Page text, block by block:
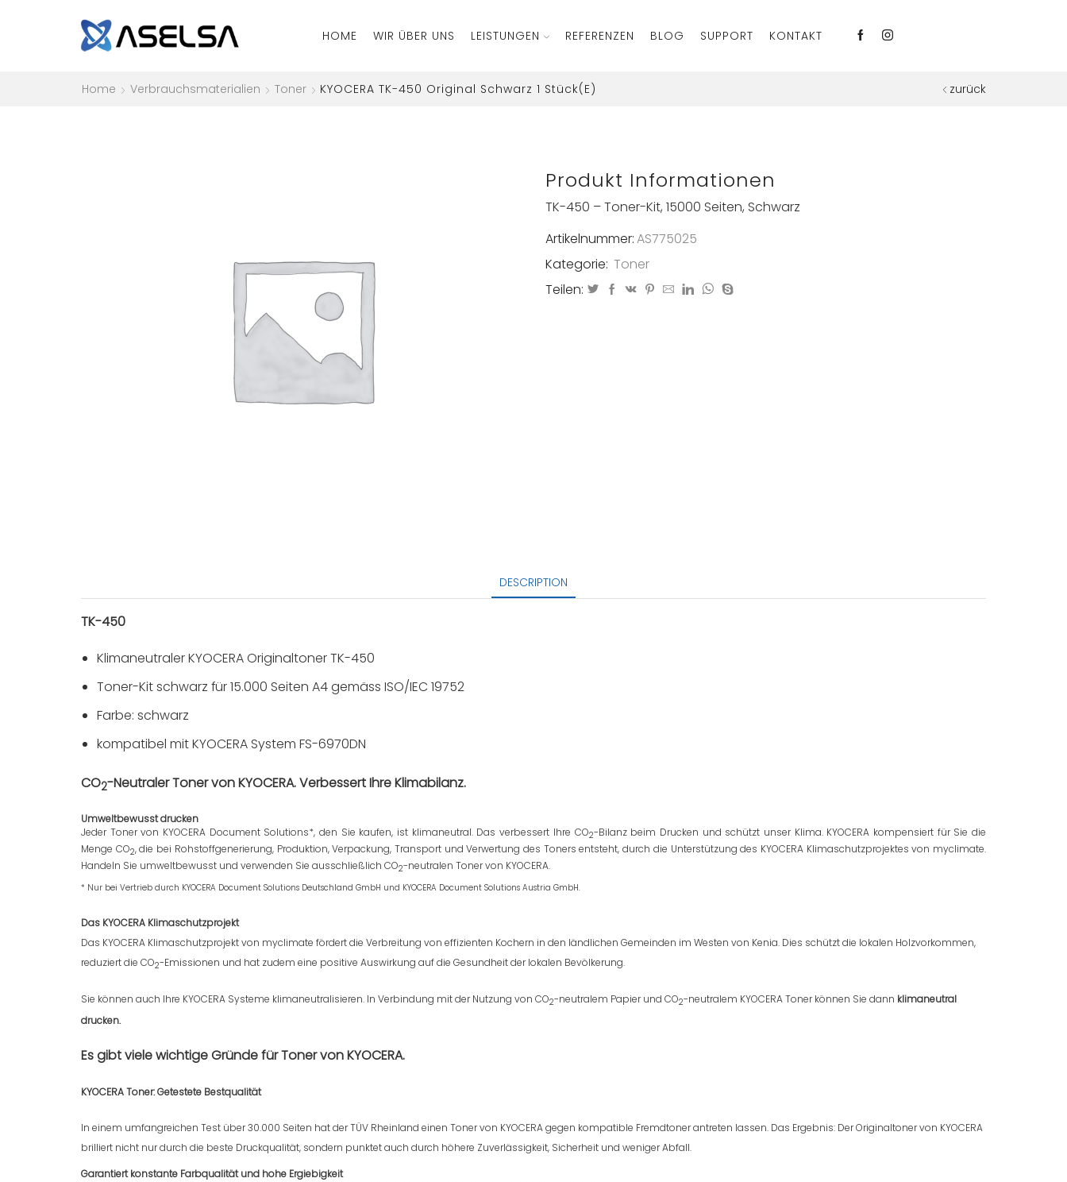
HOME WIR ÜBER UNS LEISTUNGEN REFERENZEN BLOG SUPPORT KONTAKT
Home Verbrauchsmaterialien Toner KYOCERA TK-450 Original Schwarz 1 Stück(e) zurück
Produkt Informationen
TK-450 – Toner-Kit, 15000 Seiten, Schwarz
Artikelnummer:AS775025
Kategorie: Toner
Teilen:
DESCRIPTION
TK-450
Klimaneutraler KYOCERA Originaltoner TK-450
Toner-Kit schwarz für 15.000 Seiten A4 gemäss ISO/IEC 19752
Farbe: schwarz
kompatibel mit KYOCERA System FS-6970DN
CO2-Neutraler Toner von KYOCERA.Verbessert Ihre Klimabilanz.
Umweltbewusst drucken
Jeder Toner von KYOCERA Document Solutions*, den Sie kaufen, ist klimaneutral. Das verbessert Ihre CO2-Bilanz beim Drucken und schützt unser Klima. KYOCERA kompensiert für Sie die
Menge CO2, die bei Rohstoffgenerierung, Produktion, Verpackung, Transport und Verwertung des Toners entsteht, durch die Unterstützung des KYOCERA Klimaschutzprojektes von myclimate.
Handeln Sie umweltbewusst und verwenden Sie ausschließlich CO2-neutralen Toner von KYOCERA.
* Nur bei Vertrieb durch KYOCERA Document Solutions Deutschland GmbH und KYOCERA Document Solutions Austria GmbH.
Das KYOCERA Klimaschutzprojekt
Das KYOCERA Klimaschutzprojekt von myclimate fördert die Verbreitung von effizienten Kochern in den ländlichen Gemeinden im Westen von Kenia. Dies schützt die lokalen Holzvorkommen,
reduziert die CO2-Emissionen und hat zudem eine positive Auswirkung auf die Gesundheitder lokalen Bevölkerung.
Sie können auch Ihre KYOCERA Systeme klimaneutralisieren. In Verbindung mit der Nutzung von CO2-neutralem Papier und CO2-neutralem KYOCERA Toner können Sie dann klimaneutral
drucken.
Es gibt viele wichtige Gründe für Toner von KYOCERA.
KYOCERA Toner: Getestete Bestqualität
In einem umfangreichen Test über 30.000 Seiten hat der TÜV Rheinland einen Toner von KYOCERA gegen kompatible Fremdtoner antreten lassen. Das Ergebnis: Der Originaltoner von KYOCERA
brilliert nicht nur durch die beste Druckqualität, sondern punktet auch durch höhere Zuverlässigkeit, Sicherheit und weniger Abfall.
Garantiert konstante Farbqualität und hohe Ergiebigkeit